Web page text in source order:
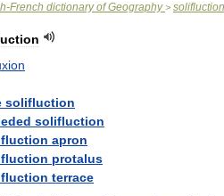
-French dictionary of Geography > solifluction
solifluction
solifluction
apron
protalus
terrace